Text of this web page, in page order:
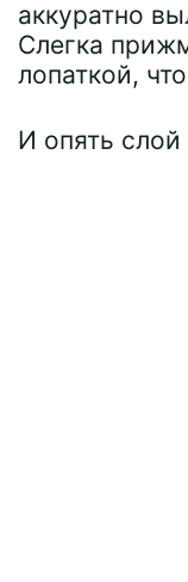
аккуратно
Слегка
лопаткой,
И опять